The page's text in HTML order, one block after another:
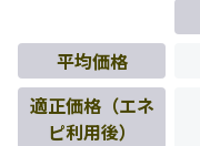
平均価格
適正価格（エネ
ピ利用後）